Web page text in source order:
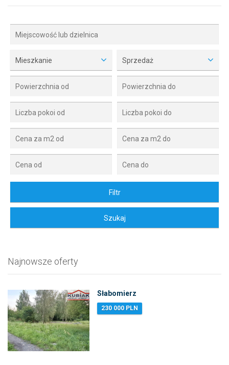
Mieszkanie Sprzedaż
Najnowsze oferty
Słabomierz
230 000 PLN